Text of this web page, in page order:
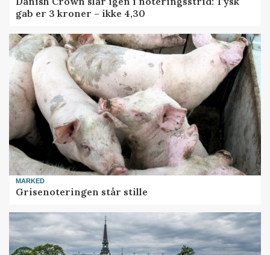
gab er 3 kroner – ikke 4,30
MARKED
Grisenoteringen står stille